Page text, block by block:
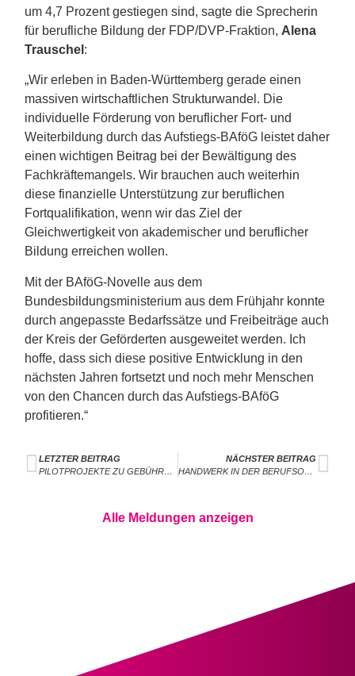
um 4,7 Prozent gestiegen sind, sagte die Sprecherin
für berufliche Bildung der FDP/DVP-Fraktion, Alena
Trauschel :
„Wir erleben in Baden-Württemberg gerade einen
massiven wirtschaftlichen Strukturwandel. Die
individuelle Förderung von beruflicher Fort- und
Weiterbildung durch das Aufstiegs-BAföG leistet daher
einen wichtigen Beitrag bei der Bewältigung des
Fachkräftemangels. Wir brauchen auch weiterhin
diese finanzielle Unterstützung zur beruflichen
Fortqualifikation, wenn wir das Ziel der
Gleichwertigkeit von akademischer und beruflicher
Bildung erreichen wollen.
Mit der BAföG-Novelle aus dem
Bundesbildungsministerium aus dem Frühjahr konnte
durch angepasste Bedarfssätze und Freibeiträge auch
der Kreis der Geförderten ausgeweitet werden. Ich
hoffe, dass sich diese positive Entwicklung in den
nächsten Jahren fortsetzt und noch mehr Menschen
von den Chancen durch das Aufstiegs-BAföG
profitieren.“
LETZTER BEITRAG
PILOTPROJEKTE ZU GEBÜHRENFREIEN MENSTRUATIONSARTIKELN SIND BEGRÜSSENSWERT
NÄCHSTER BEITRAG
HANDWERK IN DER BERUFSORIENTIERUNG SYSTEMATISCH UNTERSTÜTZEN
Alle Meldungen anzeigen